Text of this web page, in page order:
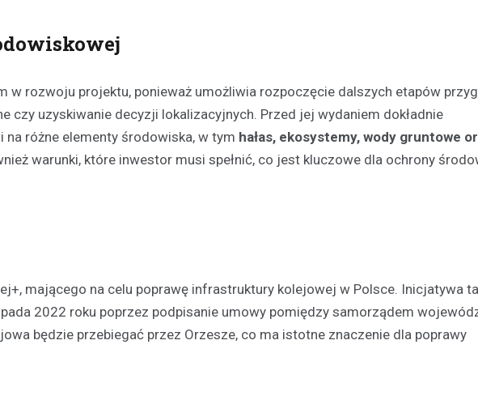
w rozwoju projektu, ponieważ umożliwia rozpoczęcie dalszych etapów
czy uzyskiwanie decyzji lokalizacyjnych. Przed jej wydaniem dokładnie
różne elementy środowiska, w tym hałas, ekosystemy, wody gruntowe
warunki, które inwestor musi spełnić, co jest kluczowe dla ochrony
mającego na celu poprawę infrastruktury kolejowej w Polsce. Inicjatywa
2022 roku poprzez podpisanie umowy pomiędzy samorządem
będzie przebiegać przez Orzesze, co ma istotne znaczenie dla poprawy
Festyn rodzinny w
emocjonujące
z nagrodami i atrakcjami
30 czerwca 2026